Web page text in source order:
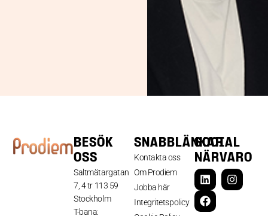
BESÖK
OSS
Saltmätargatan
7, 4 tr 113 59
Stockholm
T-bana:
SNABBLÄNKAR
Kontakta oss
Om Prodiem
Jobba här
Integritetspolicy
SOCIAL
NÄRVARO